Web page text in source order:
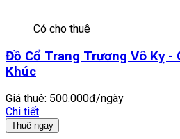
Có cho thuê
Đồ Cổ Trang Trương Vô Kỵ -
Khúc
Giá thuê: 500.000đ/ngày
Chi tiết
Thuê ngay